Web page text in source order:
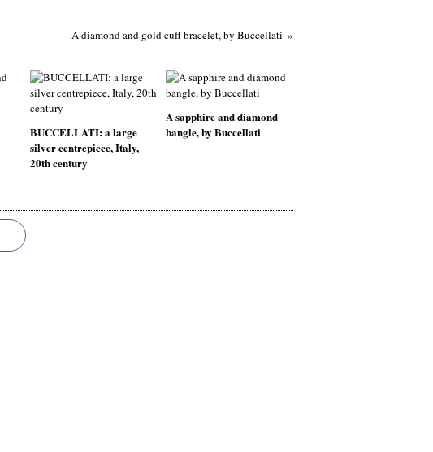
A diamond and gold cuff bracelet, by Buccellati
BUCCELLATI: a large
silver centrepiece, Italy,
20th century
A sapphire and diamond
bangle, by Buccellati